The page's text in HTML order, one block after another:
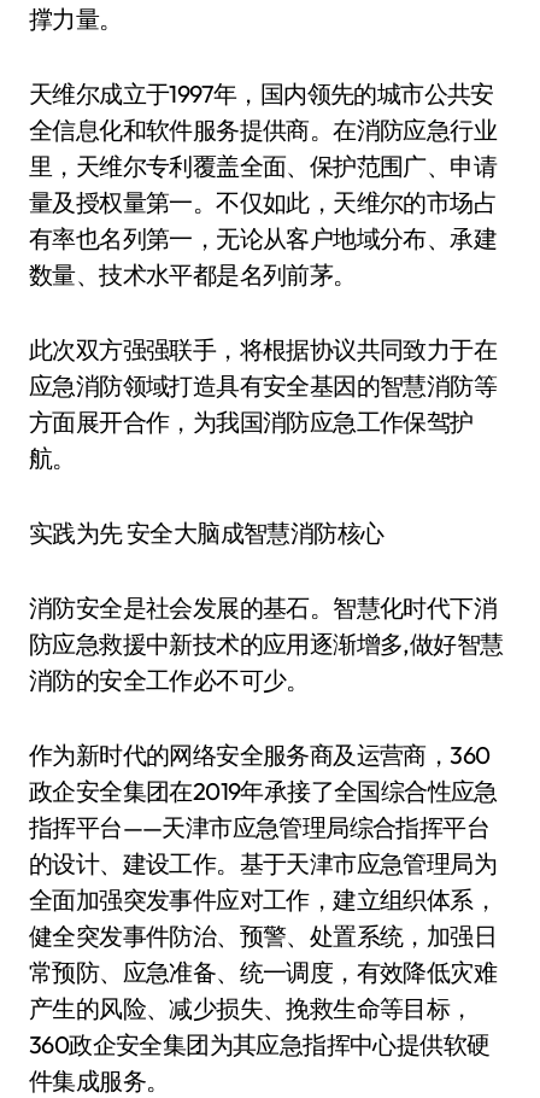
撑力量。
天维尔成立于1997年，国内领先的城市公共安
全信息化和软件服务提供商。在消防应急行业
里，天维尔专利覆盖全面、保护范围广、申请
量及授权量第一。不仅如此，天维尔的市场占
有率也名列第一，无论从客户地域分布、承建
数量、技术水平都是名列前茅。
此次双方强强联手，将根据协议共同致力于在
应急消防领域打造具有安全基因的智慧消防等
方面展开合作，为我国消防应急工作保驾护
航。
实践为先 安全大脑成智慧消防核心
消防安全是社会发展的基石。智慧化时代下消
防应急救援中新技术的应用逐渐增多,做好智慧
消防的安全工作必不可少。
作为新时代的网络安全服务商及运营商，360
政企安全集团在2019年承接了全国综合性应急
指挥平台——天津市应急管理局综合指挥平台
的设计、建设工作。基于天津市应急管理局为
全面加强突发事件应对工作，建立组织体系，
健全突发事件防治、预警、处置系统，加强日
常预防、应急准备、统一调度，有效降低灾难
产生的风险、减少损失、挽救生命等目标，
360政企安全集团为其应急指挥中心提供软硬
件集成服务。